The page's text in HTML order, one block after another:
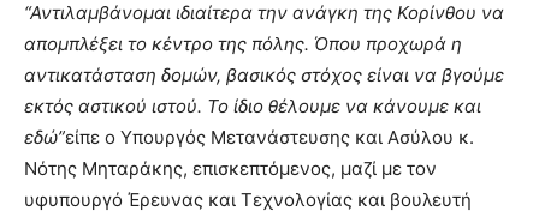
“Αντιλαμβάνομαι ιδιαίτερα την ανάγκη της Κορίνθου να
απομπλέξει το κέντρο της πόλης. Όπου προχωρά η
αντικατάσταση δομών, βασικός στόχος είναι να βγούμε
εκτός αστικού ιστού. Το ίδιο θέλουμε να κάνουμε και
εδώ”είπε ο Υπουργός Μετανάστευσης και Ασύλου κ.
Νότης Μηταράκης, επισκεπτόμενος, μαζί με τον
υφυπουργό Έρευνας και Τεχνολογίας και βουλευτή